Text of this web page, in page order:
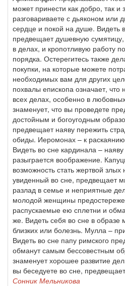
может принести как добро, так
разговариваете с дьяконом или
сердце и покой на душе. Видеть
предвещает душевную
в делах, и кропотливую работу
порядка. Остерегитесь также
покупки, на которые можете
необходимых вам для других
похвалы епископа означает, что
всех делах, особенно в
знаменует, что вы проведете
достойным и богоугодным
предвещает наяву пережить
обиды. Иеромонах – к
Видеть во сне кардинала –
разыграется воображение.
возможность стать жертвой
увиденный во сне, предвещает
разлад в семье и неприятные
молодой женщины
распускаемые ею сплетни и
же. Видеть себя во сне в образе
близких или болезнь. Мулла –
Видеть во сне папу римского
обманут самым бессовестным
знаменует хорошее развитие
вы беседуете во сне,
Сонник Мельникова